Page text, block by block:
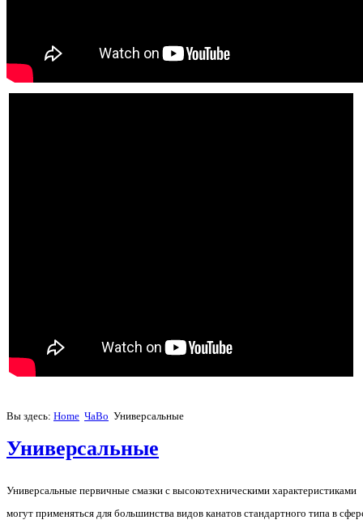
Вы здесь: Home ЧаВо Универсальные
Универсальные
Универсальные первичные смазки с высокотехническими характеристиками
могут применяться для большинства видов канатов стандартного типа в